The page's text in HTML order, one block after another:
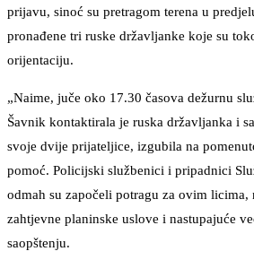
prijavu, sinoć su pretragom terena u
pronađene tri ruske državljanke koje su
orijentaciju.
„Naime, juče oko 17.30 časova dežurnu
Šavnik kontaktirala je ruska državljanka i
svoje dvije prijateljice, izgubila na
pomoć. Policijski službenici i pripadnici
odmah su započeli potragu za ovim
zahtjevne planinske uslove i nastupajuće
saopštenju.